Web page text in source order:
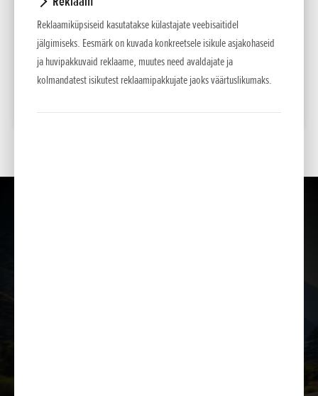
Reklaamiküpsiseid kasutatakse külastajate veebisaitidel
jälgimiseks. Eesmärk on kuvada konkreetsele isikule asjakohaseid
ja huvipakkuvaid reklaame, muutes need avaldajate ja
kolmandatest isikutest reklaamipakkujate jaoks väärtuslikumaks.
Maksumus
EUR sis. km 24%
Liising kuus